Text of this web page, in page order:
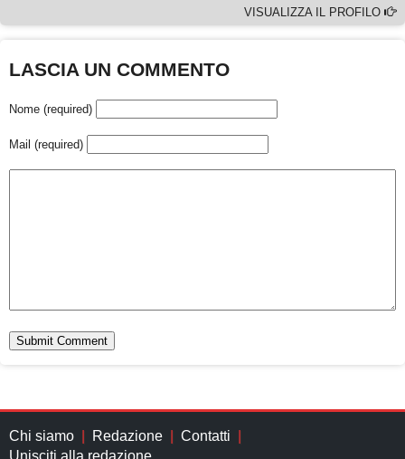
VISUALIZZA IL PROFILO
LASCIA UN COMMENTO
Nome (required)
Mail (required)
Chi siamo Redazione
Contatti
Unisciti alla redazione